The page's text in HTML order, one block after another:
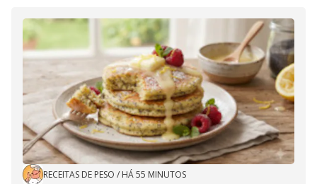
RECEITAS DE PESO / HÁ 55 MINUTOS